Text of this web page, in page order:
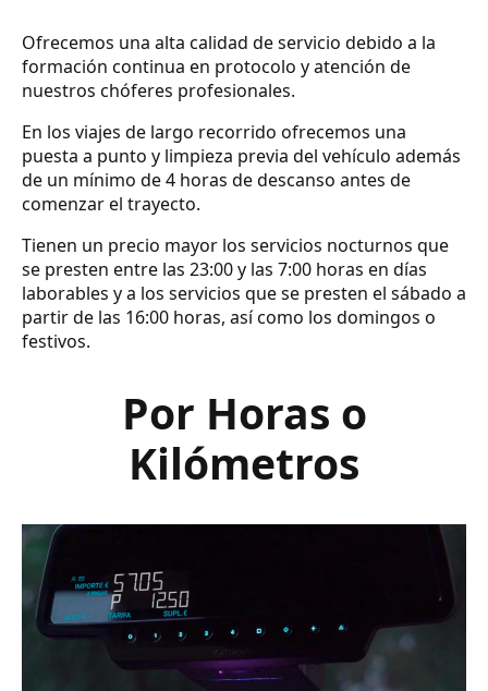
Ofrecemos una alta calidad de servicio debido a la
formación continua en protocolo y atención de
nuestros chóferes profesionales.
En los viajes de largo recorrido ofrecemos una
puesta a punto y limpieza previa del vehículo además
de un mínimo de 4 horas de descanso antes de
comenzar el trayecto.
Tienen un precio mayor los servicios nocturnos que
se presten entre las 23:00 y las 7:00 horas en días
laborables y a los servicios que se presten el sábado a
partir de las 16:00 horas, así como los domingos o
festivos.
Por Horas o
Kilómetros